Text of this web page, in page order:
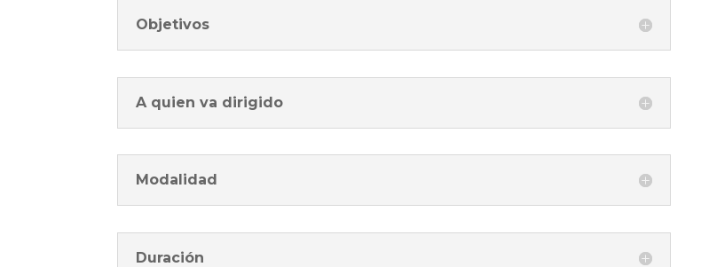
Objetivos
A quien va dirigido
Modalidad
Duración